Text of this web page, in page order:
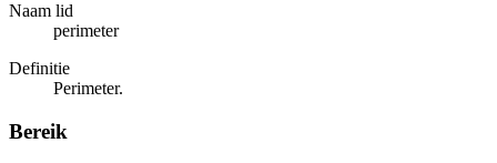
Naam lid
perimeter
Definitie
Perimeter.
Bereik